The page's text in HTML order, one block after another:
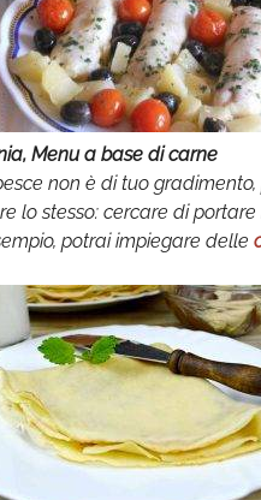
Menu a base di carne
non è di tuo
lo stesso: cercare di
potrai impiegare delle